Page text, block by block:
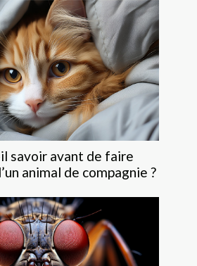
savoir avant de faire
animal de compagnie ?